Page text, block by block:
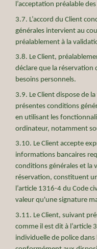
l’acceptation préalable
3.7. L’accord du Client
générales intervient au
préalablement à la
3.8. Le Client,
déclare que la réservation
besoins personnels.
3.9. Le Client dispose de
présentes conditions
en utilisant les
ordinateur, notamment
3.10. Le Client accepte
informations bancaires
conditions générales et la
réservation, constituent
l’article 1316-4 du Code
valeur qu'une signature
3.11. Le Client, suivant
comme il est dit à l’article
individuelle de police dans